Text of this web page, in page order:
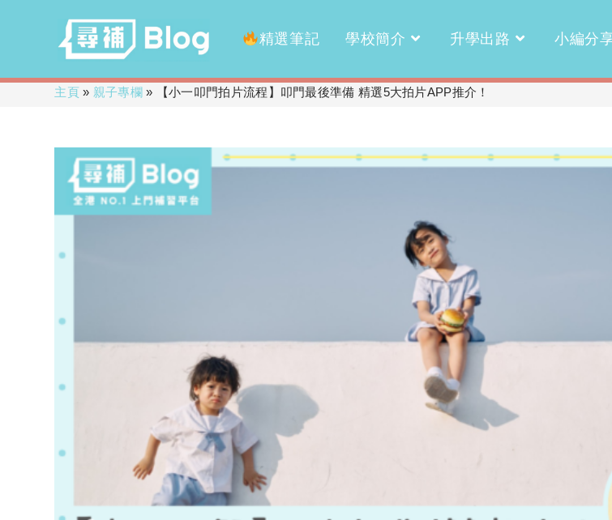
精選筆記 學校簡介 升學出路 小編分
主頁» 親子專欄 » 【小一叩門拍片流程】叩門最後準備 精選5大拍片APP推介！